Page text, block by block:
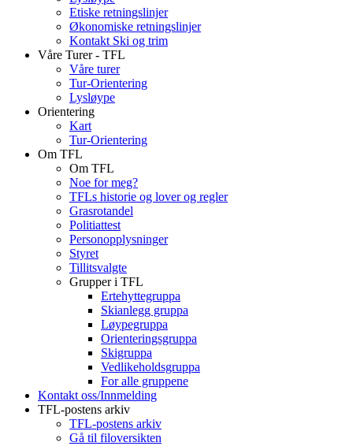
Etiske retningslinjer
Økonomiske retningslinjer
Kontakt Ski og trim
Våre Turer - TFL
Våre turer
Tur-Orientering
Lysløype
Orientering
Kart
Tur-Orientering
Om TFL
Om TFL
Noe for meg?
TFLs historie og lover og regler
Grasrotandel
Politiattest
Personopplysninger
Styret
Tillitsvalgte
Grupper i TFL
Ertehyttegruppa
Skianlegg gruppa
Løypegruppa
Orienteringsgruppa
Skigruppa
Vedlikeholdsgruppa
For alle gruppene
Kontakt oss/Innmelding
TFL-postens arkiv
TFL-postens arkiv
Gå til filoversikten